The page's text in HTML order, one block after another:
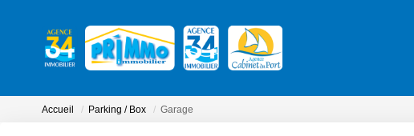
Accueil Parking / Box Garage